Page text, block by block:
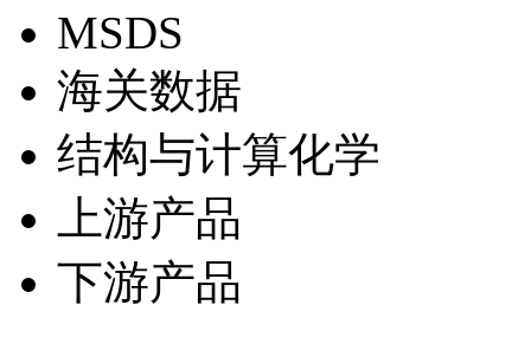
MSDS
海关数据
结构与计算化学
上游产品
下游产品